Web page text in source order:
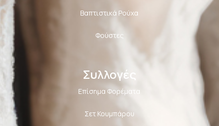
Βαπτιστικά Ρούχα
Φούστες
Συλλογές
Επίσημα Φορέματα
Σετ Κουμπάρου